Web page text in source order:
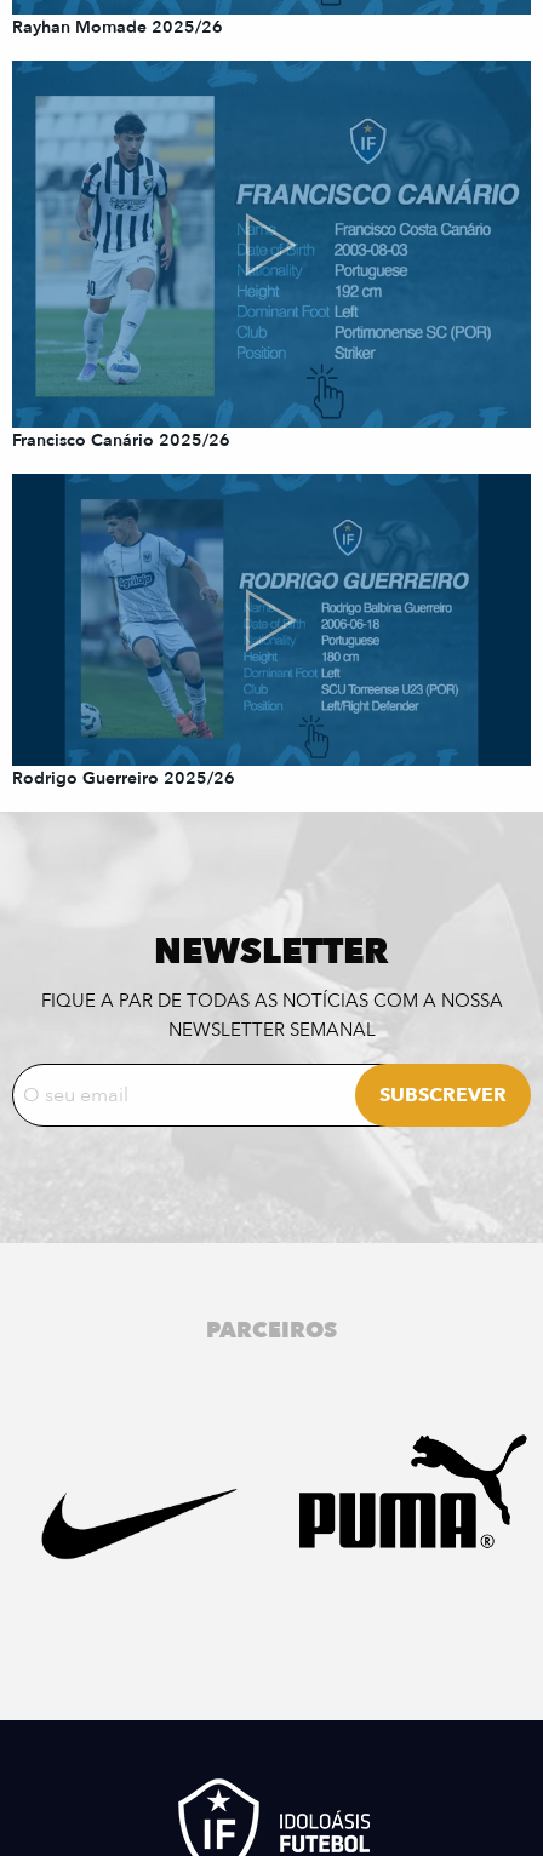
Rayhan Momade 2025/26
Francisco Canário 2025/26
Rodrigo Guerreiro 2025/26
NEWSLETTER
FIQUE A PAR DE TODAS AS NOTÍCIAS COM A NOSSA
NEWSLETTER SEMANAL
PARCEIROS